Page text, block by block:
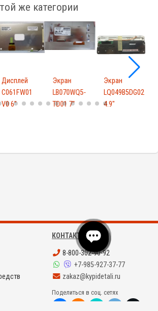
же категории
Дисплей
C061FW01
V0 6"
Экран
LB070WQ5-
TD01 7"
Экран
LQ049B5DG02
4.9"
КОНТАКТЫ
8-800-302-90-92
+7-985-927-37-77
zakaz@kypidetali.ru
Поделиться в соц. сетях